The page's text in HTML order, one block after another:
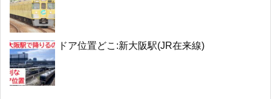
ドア位置どこ:新大阪駅(JR在来線)